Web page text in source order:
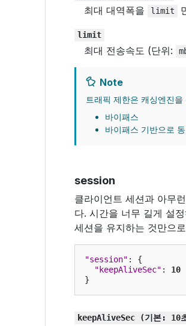
최대 대역폭을 limit
limit
최대 전송속도 (단위:
Note
트래픽 제한은 캐싱엔진
바이패스
바이패스 기반으로
session
클라이언트 세션과 아무
다. 시간을 너무 길게 설
세션을 유지하는 것만으
"session" :
{
"keepAliveSec" :
10
}
keepAliveSec (기본: 10